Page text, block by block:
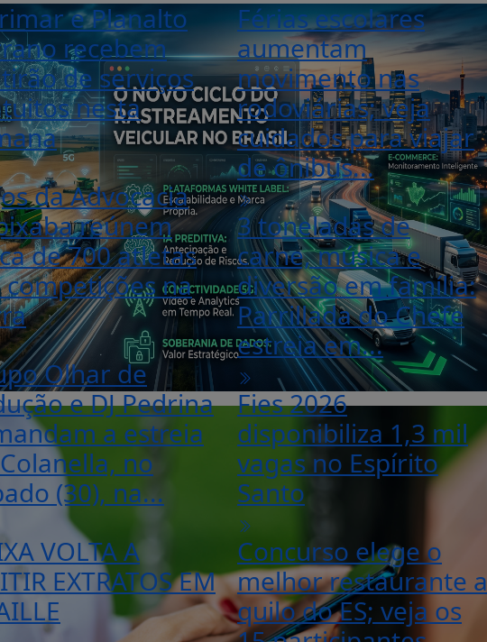
e Planalto
recebem
de serviços
nesta
da Advocacia
reúnem
de 700 atletas
competições na
Olhar de
e DJ Pedrina
a estreia
no
(30), na...
VOLTA A
EXTRATOS EM
Férias escolares
aumentam
movimento nas
rodoviárias; veja
cuidados para viajar
de ônibus...
3 toneladas de
carne, música e
diversão em família:
Parrillada do Chefe
estreia em...
Fies 2026
disponibiliza 1,3 mil
vagas no Espírito
Santo
Concurso elege o
melhor restaurante a
quilo do ES; veja os